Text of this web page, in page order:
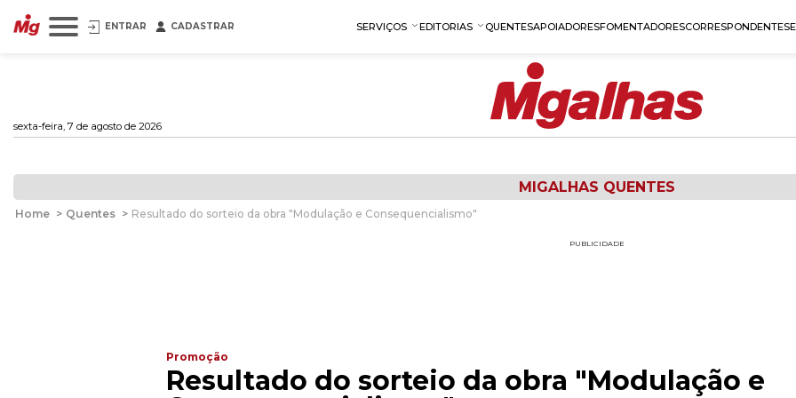
ENTRAR CADASTRAR SERVIÇOS EDITORIAS QUENTESAPOIADORESFOMENTADORESCORRESPONDENTES
sexta-feira, 7 de agosto de 2026
MIGALHAS QUENTES
Home > Quentes > Resultado do sorteio da obra "Modulação e Consequencialismo"
PUBLICIDADE
Promoção
Resultado do sorteio da obra "Modulação e